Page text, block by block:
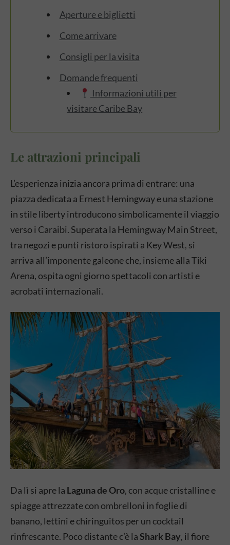
Aperture e biglietti
Come arrivare
Consigli per la visita
Domande frequenti
Informazioni utili per
visitare Caribe Bay
Le attrazioni principali
L’esperienza inizia ancora prima di entrare: una
piazza dedicata a Ernest Hemingway e una stazione
in stile liberty introducono simbolicamente il viaggio
verso i Caraibi. Superata la Hemingway Main Street,
tra negozi e punti ristoro ispirati a Key West, si
arriva all’imponente galeone che, insieme alla Tiki
Arena, ospita ogni giorno spettacoli con artisti e
acrobati internazionali.
Da lì si apre la Laguna de Oro, con acque cristalline e
spiagge attrezzate con ombrelloni in foglie di
banano, lettini e chiringuitos per un cocktail
rinfrescante. Poco distante c’è laShark Bay, il fiore